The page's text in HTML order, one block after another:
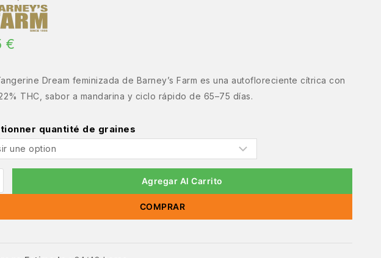
€
Dream feminizada de Barney’s Farm es una autofloreciente cítrica con
THC, sabor a mandarina y ciclo rápido de 65–75 días.
quantité de graines
Agregar Al Carrito
COMPRAR